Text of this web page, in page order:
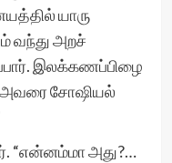
யாரு
வந்து அறச்
இலக்கணப்பிழை
அவரை சோஷியல்
“என்னம்மா அது?…